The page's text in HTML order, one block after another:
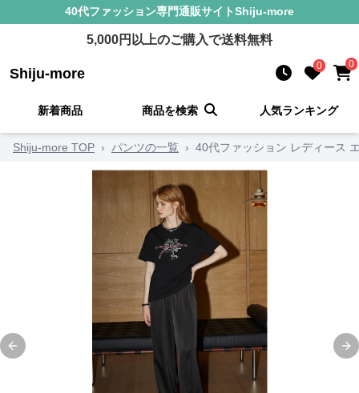
40代ファッション専門通販サイトShiju-more
5,000円以上のご購入で送料無料
Shiju-more 0 0
新着商品 商品を検索 人気ランキング
Shiju-more TOP › パンツの一覧 › 40代ファッション レディース
Previous slide